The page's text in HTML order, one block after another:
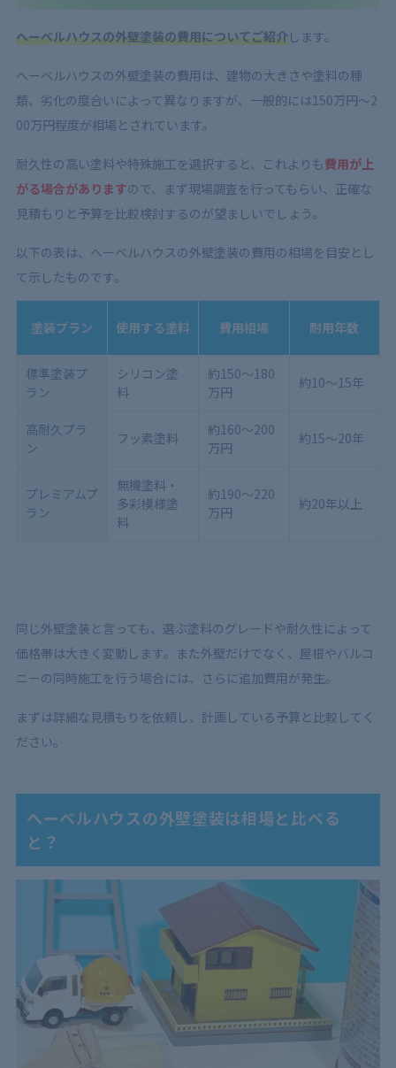
ヘーベルハウスの外壁塗装の費用についてご紹介します。
へーベルハウスの外壁塗装の費用は、建物の大きさや塗料の種
類、劣化の度合いによって異なりますが、一般的には150万円〜2
00万円程度が相場とされています。
耐久性の高い塗料や特殊施工を選択すると、これよりも費用が上
がる場合がありますので、まず現場調査を行ってもらい、正確な
見積もりと予算を比較検討するのが望ましいでしょう。
以下の表は、ヘーベルハウスの外壁塗装の費用の相場を目安とし
て示したものです。
塗装プラン 使用する塗料 費用相場 耐用年数
標準塗装プ
ラン
シリコン塗
料
約150～180
万円
約10～15年
高耐久プラ
ン
フッ素塗料
約160～200
万円
約15～20年
プレミアムプ
ラン
無機塗料・
多彩模様塗
料
約190～220
万円
約20年以上
同じ外壁塗装と言っても、選ぶ塗料のグレードや耐久性によって
価格帯は大きく変動します。また外壁だけでなく、屋根やバルコ
ニーの同時施工を行う場合には、さらに追加費用が発生。
まずは詳細な見積もりを依頼し、計画している予算と比較してく
ださい。
へーベルハウスの外壁塗装は相場と比べる
と？